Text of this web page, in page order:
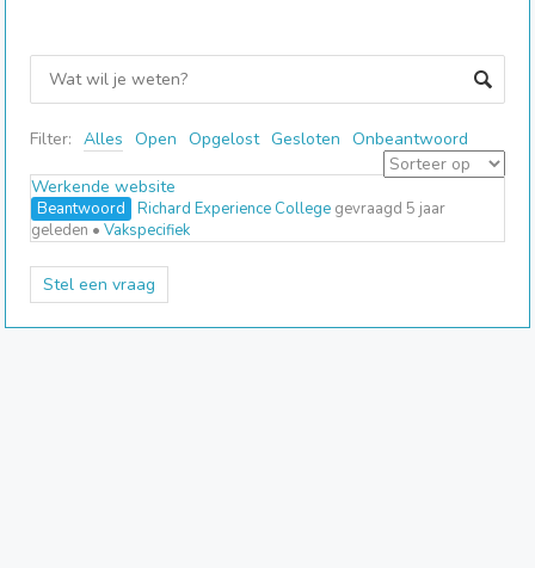
Filter: Alles Open Opgelost Gesloten Onbeantwoord
Werkende website
Beantwoord Richard Experience College gevraagd 5 jaar
geleden •Vakspecifiek
Stel een vraag